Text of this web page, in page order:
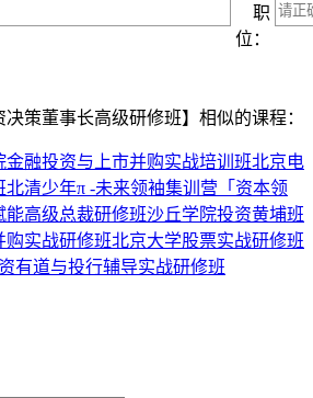
职
位：
决策董事长高级研修班】 相似的课程：
融投资与上市并购实战培训班北京电
北清少年π -未来领袖集训营 「资本领
高级总裁研修班沙丘学院投资黄埔班
购实战研修班北京大学股票实战研修班
有道与投行辅导实战研修班